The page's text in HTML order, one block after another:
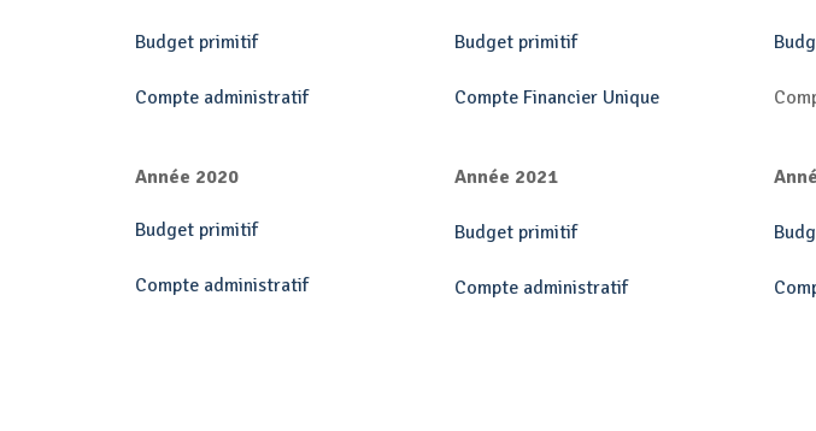
Budget primitif
Compte administratif
Budget primitif
Compte Financier Unique
Année 2020
Budget primitif
Compte administratif
Année 2021
Budget primitif
Compte administratif